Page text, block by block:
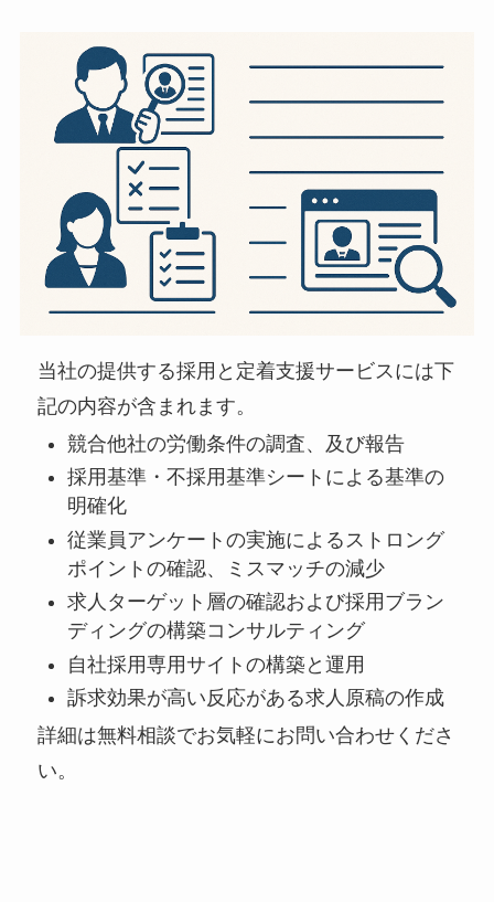
当社の提供する採用と定着支援サービスには下
記の内容が含まれます。
競合他社の労働条件の調査、及び報告
採用基準・不採用基準シートによる基準の
明確化
従業員アンケートの実施によるストロング
ポイントの確認、ミスマッチの減少
求人ターゲット層の確認および採用ブラン
ディングの構築コンサルティング
自社採用専用サイトの構築と運用
訴求効果が高い反応がある求人原稿の作成
詳細は無料相談でお気軽にお問い合わせくださ
い。